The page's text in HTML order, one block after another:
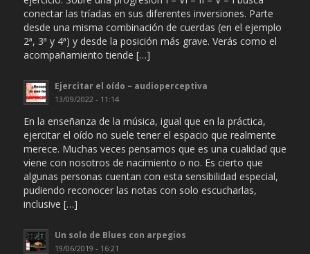
conectar las tríadas en sus diferentes inversiones. Parte
desde una misma combinación de cuerdas (en el ejemplo
2ª, 3ª y 4ª) y desde la posición más grave. Verás como el
acompañamiento tiende […]
Ejercitar el oído – audioperceptiva
13/09/2022 - 11:14
En la enseñanza de la música, igual que en la práctica,
ejercitar el oído no suele tener el espacio que realmente
merece. Muchas veces pensamos que es una cualidad que
viene con nosotros de nacimiento o no. Es cierto que
algunas personas cuentan con esta sensibilidad especial,
pudiendo reconocer las notas con solo escucharlas,
inclusive […]
Un solo de Blues con arpegios
19/06/2019 - 16:21